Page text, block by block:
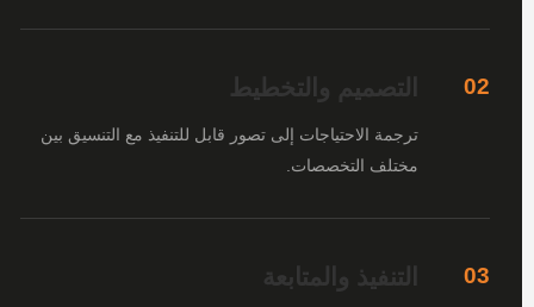
02 التصميم والتخطيط
ترجمة الاحتياجات إلى تصور قابل للتنفيذ مع التنسيق بين
مختلف التخصصات.
03 التنفيذ والمتابعة